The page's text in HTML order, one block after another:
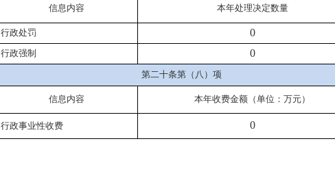
信息内容 本年处理决定数量
行政处罚 0
行政强制 0
第二十条第（八）项
信息内容 本年收费金额（单位：万元）
行政事业性收费 0